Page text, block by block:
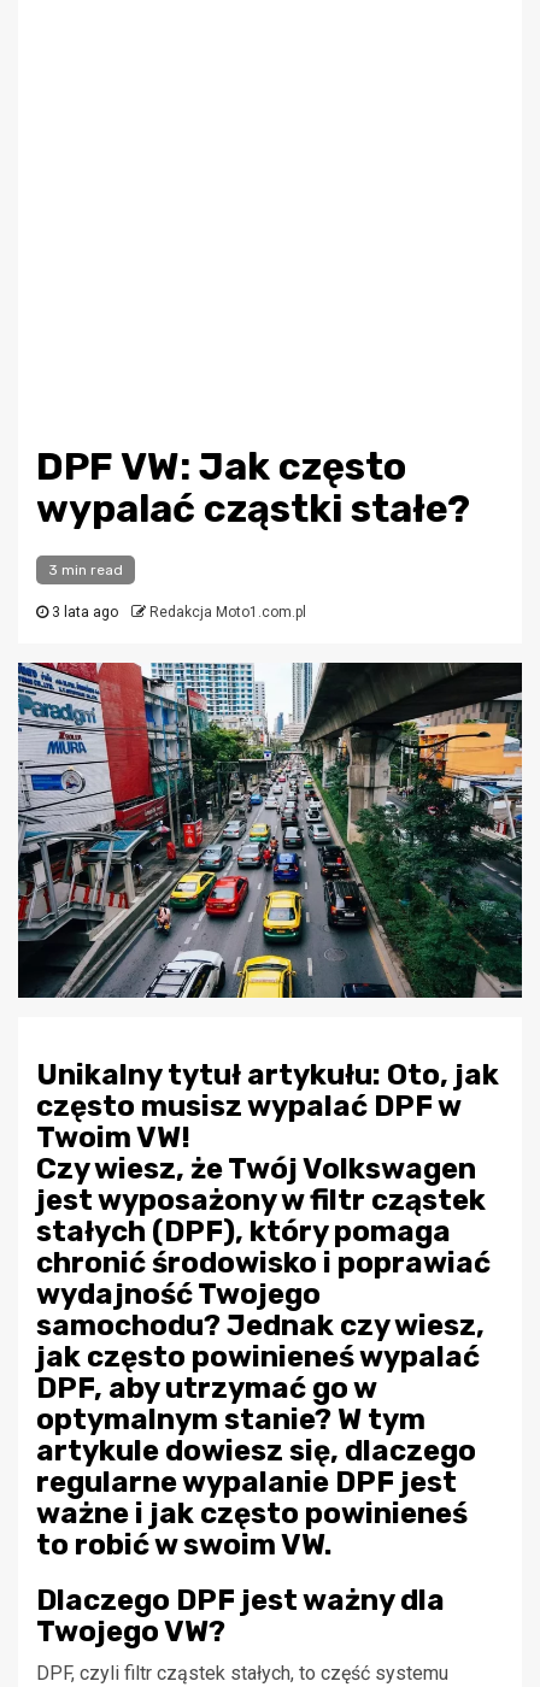
DPF VW: Jak często
wypalać cząstki stałe?
3 min read
3 lata ago Redakcja Moto1.com.pl
Unikalny tytuł artykułu: Oto, jak
często musisz wypalać DPF w
Twoim VW!
Czy wiesz, że Twój Volkswagen
jest wyposażony w filtr cząstek
stałych (DPF), który pomaga
chronić środowisko i poprawiać
wydajność Twojego
samochodu? Jednak czy wiesz,
jak często powinieneś wypalać
DPF, aby utrzymać go w
optymalnym stanie? W tym
artykule dowiesz się, dlaczego
regularne wypalanie DPF jest
ważne i jak często powinieneś
to robić w swoim VW.
Dlaczego DPF jest ważny dla
Twojego VW?
DPF, czyli filtr cząstek stałych, to część systemu